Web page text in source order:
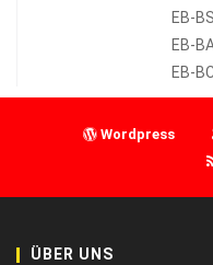
EB-
EB-
EB-
Wordpress
ÜBER UNS